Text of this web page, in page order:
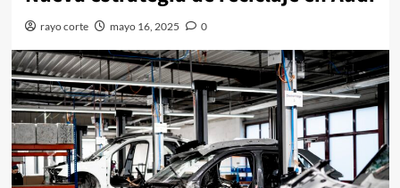
rayo corte mayo 16, 2025 0